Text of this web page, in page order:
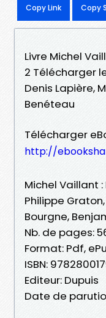
Copy Link Copy
Livre Michel
2 Télécharger
Denis Lapière,
Benéteau
Télécharger
http://
Michel Vaillant
Philippe
Bourgne,
Nb. de pages:
Format: Pdf,
ISBN:
Editeur: Dupuis
Date de